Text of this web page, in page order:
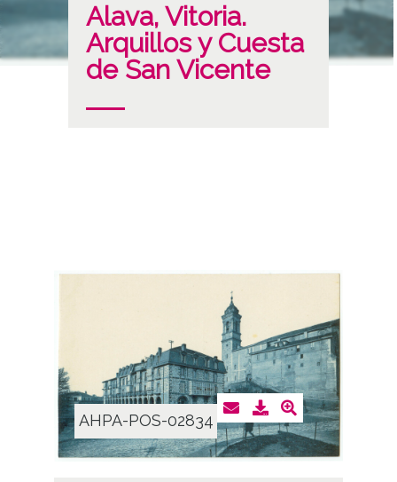
Alava, Vitoria.
Arquillos y Cuesta
de San Vicente
AHPA-POS-02834